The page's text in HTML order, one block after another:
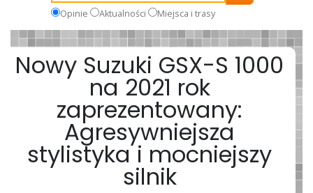
Opinie Aktualności Miejsca i trasy
Nowy Suzuki GSX-S 1000
na 2021 rok
zaprezentowany:
Agresywniejsza
stylistyka i mocniejszy
silnik